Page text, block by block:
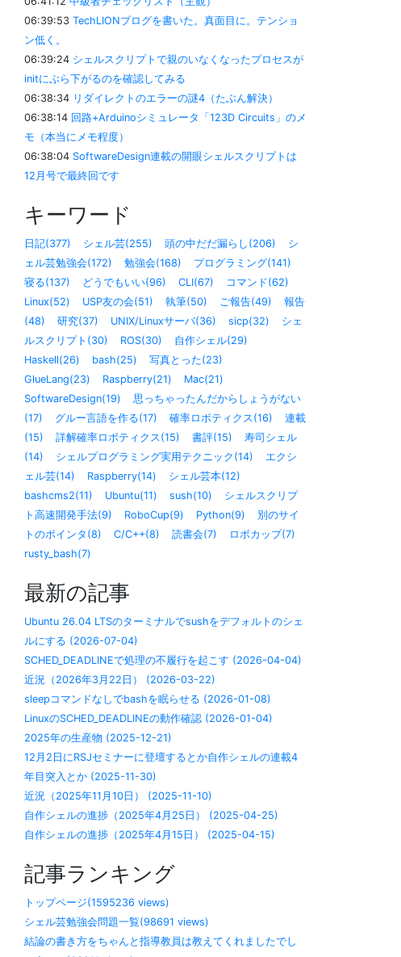
06:39:53 TechLIONブログを書いた。真面目に。テンショ
ン低く。
06:39:24 シェルスクリプトで親のいなくなったプロセスが
initにぶら下がるのを確認してみる
06:38:34 リダイレクトのエラーの謎4（たぶん解決）
06:38:14 回路+Arduinoシミュレータ「123D Circuits」のメ
モ（本当にメモ程度）
06:38:04 SoftwareDesign連載の開眼シェルスクリプトは
12月号で最終回です
キーワード
日記(377) シェル芸(255) 頭の中だだ漏らし(206)
シ
ェル芸勉強会(172)
勉強会(168)
プログラミング(141)
寝る(137)
どうでもいい(96) CLI(67)
コマンド(62)
Linux(52)
USP友の会(51) 執筆(50) ご報告(49)
報告
(48)
研究(37) UNIX/Linuxサーバ(36) sicp(32)
シェ
ルスクリプト(30)
ROS(30)
自作シェル(29)
Haskell(26)
bash(25)
写真とった(23)
GlueLang(23)
Raspberry(21)
Mac(21)
SoftwareDesign(19)
思っちゃったんだからしょうがない
(17)
グルー言語を作る(17) 確率ロボティクス(16)
連載
(15)
詳解確率ロボティクス(15) 書評(15)
寿司シェル
(14)
シェルプログラミング実用テクニック(14)
エクシ
ェル芸(14)
Raspberry(14)
シェル芸本(12)
bashcms2(11)
Ubuntu(11) sush(10)
シェルスクリプ
ト高速開発手法(9)
RoboCup(9) Python(9)
別のサイ
トのポインタ(8)
C/C++(8) 読書会(7)
ロボカップ(7)
rusty_bash(7)
最新の記事
Ubuntu 26.04 LTSのターミナルでsushをデフォルトのシェ
ルにする (2026-07-04)
SCHED_DEADLINEで処理の不履行を起こす (2026-04-04)
近況（2026年3月22日） (2026-03-22)
sleepコマンドなしでbashを眠らせる (2026-01-08)
LinuxのSCHED_DEADLINEの動作確認 (2026-01-04)
2025年の生産物 (2025-12-21)
12月2日にRSJセミナーに登壇するとか自作シェルの連載4
年目突入とか (2025-11-30)
近況（2025年11月10日） (2025-11-10)
自作シェルの進捗（2025年4月25日） (2025-04-25)
自作シェルの進捗（2025年4月15日） (2025-04-15)
記事ランキング
トップページ(1595236 views)
シェル芸勉強会問題一覧(98691 views)
結論の書き方をちゃんと指導教員は教えてくれましたでし